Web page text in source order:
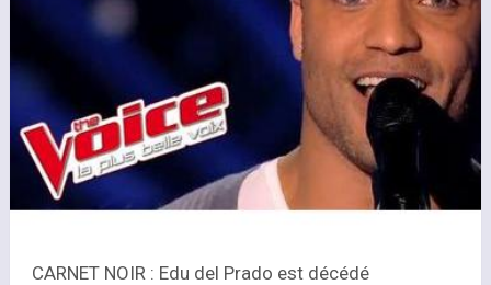
CARNET NOIR : Edu del Prado est décédé